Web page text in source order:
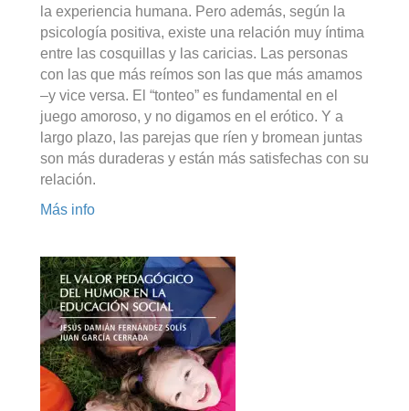
la experiencia humana. Pero además, según la
psicología positiva, existe una relación muy íntima
entre las cosquillas y las caricias. Las personas
con las que más reímos son las que más amamos
–y vice versa. El “tonteo” es fundamental en el
juego amoroso, y no digamos en el erótico. Y a
largo plazo, las parejas que ríen y bromean juntas
son más duraderas y están más satisfechas con su
relación.
Más info